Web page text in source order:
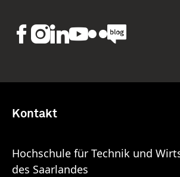
Kontakt
Hochschule für Technik und
des Saarlandes